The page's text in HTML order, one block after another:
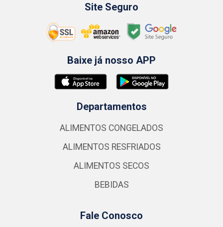
Site Seguro
Baixe já nosso APP
Departamentos
ALIMENTOS CONGELADOS
ALIMENTOS RESFRIADOS
ALIMENTOS SECOS
BEBIDAS
Fale Conosco